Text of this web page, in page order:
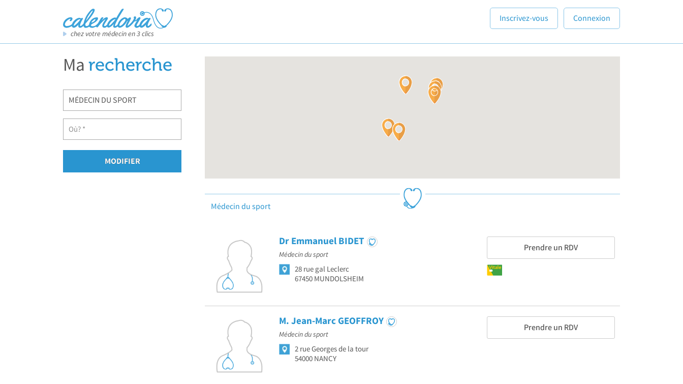
chez votre médecin en 3 clics
Inscrivez-vous Connexion
Ma recherche
Médecin du sport
Dr Emmanuel BIDET
Médecin du sport
Prendre un RDV
28 rue gal Leclerc
67450 MUNDOLSHEIM
M. Jean-Marc GEOFFROY
Médecin du sport
Prendre un RDV
2 rue Georges de la tour
54000 NANCY